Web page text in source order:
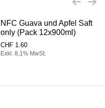
NFC Guava und Apfel Saft
only (Pack 12x900ml)
CHF 1.60
Exkl. 8,1% MwSt.